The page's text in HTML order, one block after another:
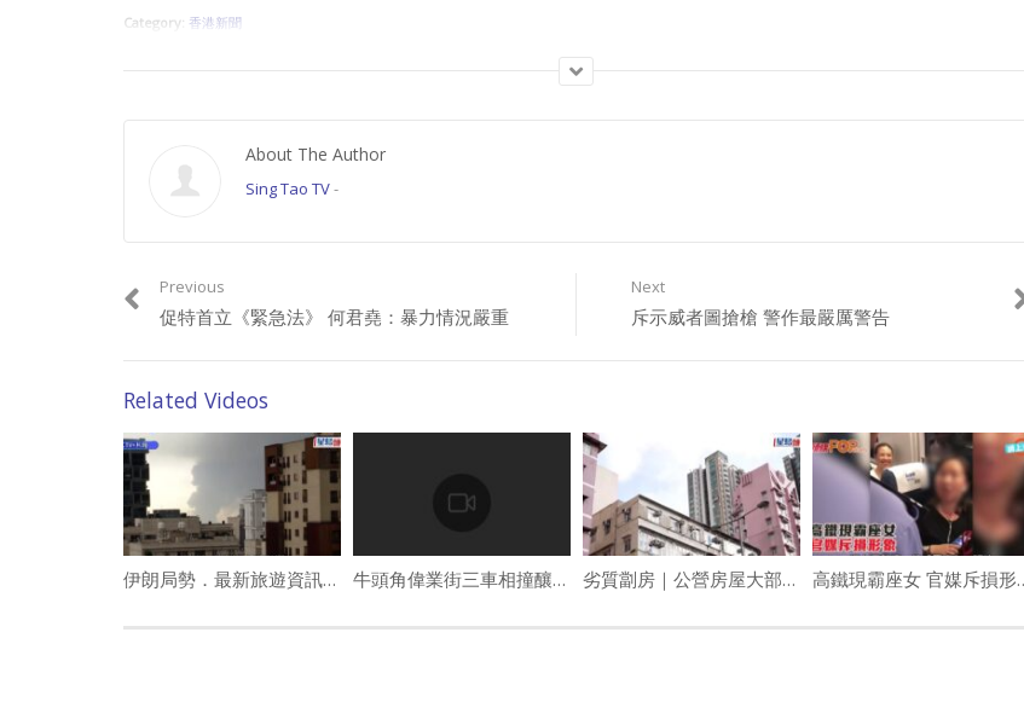
Category: 香港新聞
About The Author
Sing Tao TV-
Previous
促特首立《緊急法》 何君堯：暴力情況嚴重
Next
斥示威者圖搶槍 警作最嚴厲警告
Related Videos
伊朗局勢．最新旅遊資訊︱國泰:香港往返杜拜 利雅得航班繼續取消至3.31 牛頭角偉業街三車相撞釀3傷 「P」牌Tesla男司機涉酒駕被捕 劣質劏房｜公營房屋大部分到位 何永賢屆時或採取較大刀闊斧舉措 高鐵現霸